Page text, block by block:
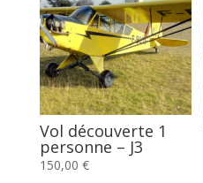
Vol découverte 1
personne – J3
150,00 €